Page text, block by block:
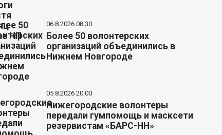
06.8.2026 08:30
Более 50 волонтерских
организаций объединились в
Нижнем Новгороде
05.8.2026 20:00
Нижегородские волонтеры
передали гумпомощь и масксети
резервистам «БАРС-НН»